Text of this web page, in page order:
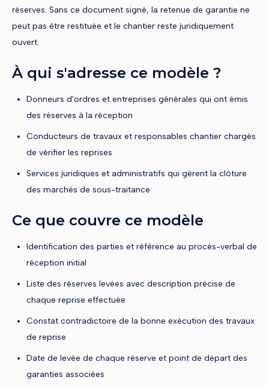
réserves. Sans ce document signé, la retenue de garantie ne
peut pas être restituée et le chantier reste juridiquement
ouvert.
À qui s'adresse ce modèle ?
Donneurs d'ordres et entreprises générales qui ont émis
des réserves à la réception
Conducteurs de travaux et responsables chantier chargés
de vérifier les reprises
Services juridiques et administratifs qui gèrent la clôture
des marchés de sous-traitance
Ce que couvre ce modèle
Identification des parties et référence au procès-verbal de
réception initial
Liste des réserves levées avec description précise de
chaque reprise effectuée
Constat contradictoire de la bonne exécution des travaux
de reprise
Date de levée de chaque réserve et point de départ des
garanties associées